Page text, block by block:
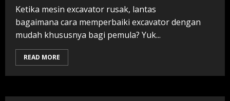
Ketika mesin excavator rusak, lantas
bagaimana cara memperbaiki excavator dengan
mudah khususnya bagi pemula? Yuk...
READ MORE